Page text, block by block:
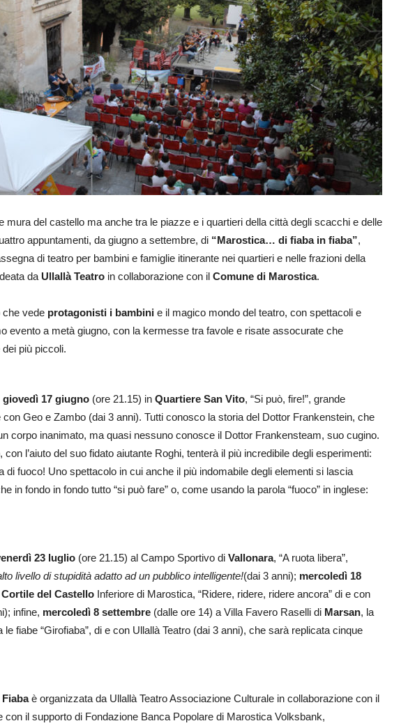
mura del castello ma anche tra le piazze e i quartieri della città degli scacchi e delle
appuntamenti, da giugno a settembre, di “Marostica… di fiaba in fiaba”,
di teatro per bambini e famiglie itinerante nei quartieri e nelle frazioni della
da Ullallà Teatro in collaborazione con il Comune di Marostica.
vede protagonisti i bambini e il magico mondo del teatro, con spettacoli e
evento a metà giugno, con la kermesse tra favole e risate assocurate che
più piccoli.
giovedì 17 giugno (ore 21.15) in Quartiere San Vito, “Si può, fire!”, grande
Geo e Zambo (dai 3 anni). Tutti conosco la storia del Dottor Frankenstein, che
corpo inanimato, ma quasi nessuno conosce il Dottor Frankensteam, suo cugino.
l’aiuto del suo fidato aiutante Roghi, tenterà il più incredibile degli esperimenti:
di fuoco! Uno spettacolo in cui anche il più indomabile degli elementi si lascia
in fondo in fondo tutto “si può fare” o, come usando la parola “fuoco” in inglese:
23 luglio (ore 21.15) al Campo Sportivo di Vallonara, “A ruota libera”,
livello di stupidità adatto ad un pubblico intelligente!(dai 3 anni); mercoledì 18
Cortile del Castello Inferiore di Marostica, “Ridere, ridere, ridere ancora” di e con
infine, mercoledì 8 settembre (dalle ore 14) a Villa Favero Raselli di Marsan, la
le fiabe “Girofiaba”, di e con Ullallà Teatro (dai 3 anni), che sarà replicata cinque
è organizzata da Ullallà Teatro Associazione Culturale in collaborazione con il
con il supporto di Fondazione Banca Popolare di Marostica Volksbank,